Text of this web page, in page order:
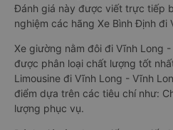
Đánh giá này được viết trực tiếp
nghiệm các hãng Xe Bình Định đi
Xe giường nằm đôi đi Vĩnh Long
được phân loại chất lượng tốt
Limousine đi Vĩnh Long - Vĩnh
điểm dựa trên các tiêu chí như:
lượng phục vụ.